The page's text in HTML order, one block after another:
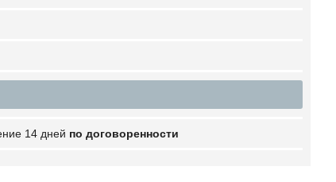
14 дней по договоренности